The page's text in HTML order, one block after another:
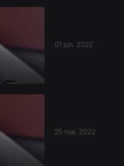
01 jun. 2022
25 mai. 2022